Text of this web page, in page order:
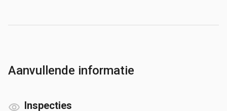
Aanvullende informatie
Inspecties